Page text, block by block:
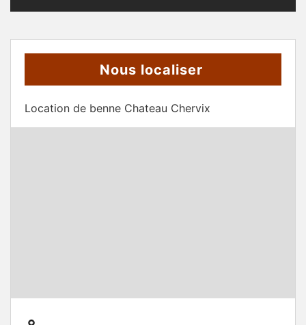
Nous localiser
Location de benne Chateau Chervix